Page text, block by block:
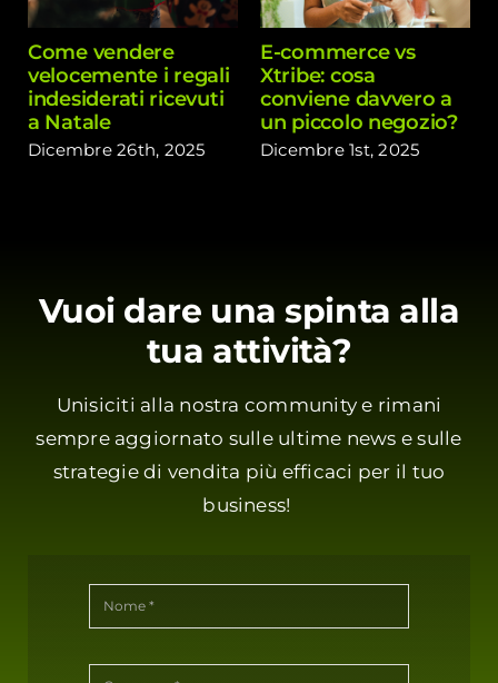
Come vendere
velocemente i regali
indesiderati ricevuti
a Natale
Dicembre 26th, 2025
E-commerce vs
Xtribe: cosa
conviene davvero a
un piccolo negozio?
Dicembre 1st, 2025
Vuoi dare una spinta alla
tua attività?
Unisiciti alla nostra community e rimani
sempre aggiornato sulle ultime news e sulle
strategie di vendita più efficaci per il tuo
business!